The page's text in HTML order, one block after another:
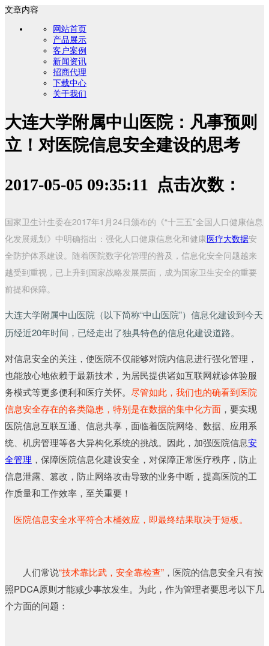
文章内容
网站首页
产品展示
客户案例
新闻资讯
招商代理
下载中心
关于我们
大连大学附属中山医院：凡事预则
立！对医院信息安全建设的思考
2017-05-05 09:35:11 点击次数：
国家卫生计生委在2017年1月24日颁布的《“十三五”全国人口健康信息
化发展规划》中明确指出：强化人口健康信息化和健康医疗大数据安
全防护体系建设。随着医院数字化管理的普及，信息化安全问题越来
越受到重视，已上升到国家战略发展层面，成为国家卫生安全的重要
前提和保障。
大连大学附属中山医院（以下简称“中山医院”）信息化建设到今天
历经近20年时间，已经走出了独具特色的信息化建设道路。
对信息安全的关注，使医院不仅能够对院内信息进行强化管理，
也能放心地依赖于最新技术，为居民提供诸如互联网就诊体验服
务模式等更多便利和医疗关怀。 尽管如此，我们也的确看到医院
信息安全存在的各类隐患，特别是在数据的集中化方面 ，要实现
医院信息互联互通、信息共享，面临着医院网络、数据、应用系
统、机房管理等各大异构化系统的挑战。因此，加强医院信息安
全管理 ，保障医院信息化建设安全，对保障正常医疗秩序，防止
信息泄露、篡改，防止网络攻击导致的业务中断，提高医院的工
作质量和工作效率，至关重要！
医院信息安全水平符合木桶效应，即最终结果取决于短板。
人们常说“技术靠比武，安全靠检查” ，医院的信息安全只有按
照PDCA原则才能减少事故发生。为此，作为管理者要思考以下几
个方面的问题：